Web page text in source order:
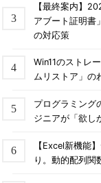
【最終案内】
アブート証明書
の対応策
Win11のストレ
ムリストア」の
プログラミン
ジニアが「欲し
【Excel新機能
り。動的配列関